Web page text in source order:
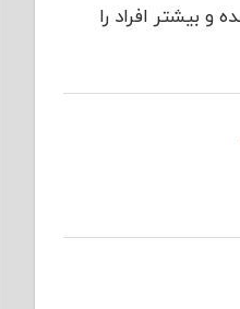
بیشتر افراد را